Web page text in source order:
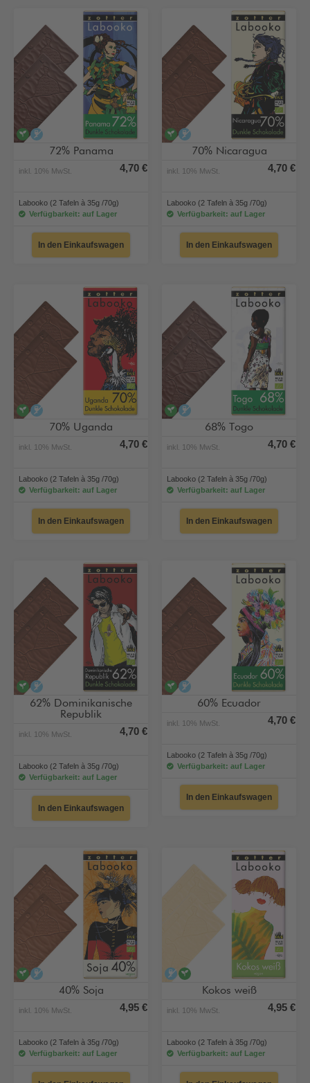
veganalkoholfrei
72% Panama
inkl. 10% MwSt. 4,70 €
Labooko (2 Tafeln à 35g /70g)
Verfügbarkeit: auf Lager
In den Einkaufswagen
veganalkoholfrei
70% Nicaragua
inkl. 10% MwSt. 4,70 €
Labooko (2 Tafeln à 35g /70g)
Verfügbarkeit: auf Lager
In den Einkaufswagen
veganalkoholfrei
70% Uganda
inkl. 10% MwSt. 4,70 €
Labooko (2 Tafeln à 35g /70g)
Verfügbarkeit: auf Lager
In den Einkaufswagen
veganalkoholfrei
68% Togo
inkl. 10% MwSt. 4,70 €
Labooko (2 Tafeln à 35g /70g)
Verfügbarkeit: auf Lager
In den Einkaufswagen
veganalkoholfrei
62% Dominikanische
Republik
inkl. 10% MwSt. 4,70 €
Labooko (2 Tafeln à 35g /70g)
Verfügbarkeit: auf Lager
In den Einkaufswagen
veganalkoholfrei
60% Ecuador
inkl. 10% MwSt. 4,70 €
Labooko (2 Tafeln à 35g /70g)
Verfügbarkeit: auf Lager
In den Einkaufswagen
veganalkoholfrei
40% Soja
inkl. 10% MwSt. 4,95 €
Labooko (2 Tafeln à 35g /70g)
Verfügbarkeit: auf Lager
alkoholfrei
Kokos weiß
inkl. 10% MwSt. 4,95 €
Labooko (2 Tafeln à 35g /70g)
Verfügbarkeit: auf Lager